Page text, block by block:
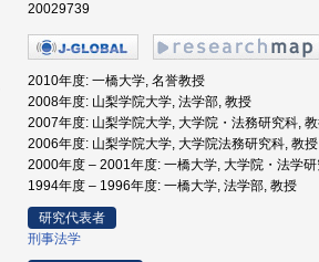
20029739
2010年度: 一橋大学, 名誉教授
2008年度: 山梨学院大学, 法学部, 教授
2007年度: 山梨学院大学, 大学院・法務研究科,
2006年度: 山梨学院大学, 大学院法務研究科, 教授
2000年度 – 2001年度: 一橋大学, 大学院・法学
1994年度 – 1996年度: 一橋大学, 法学部, 教授
研究代表者
刑事法学